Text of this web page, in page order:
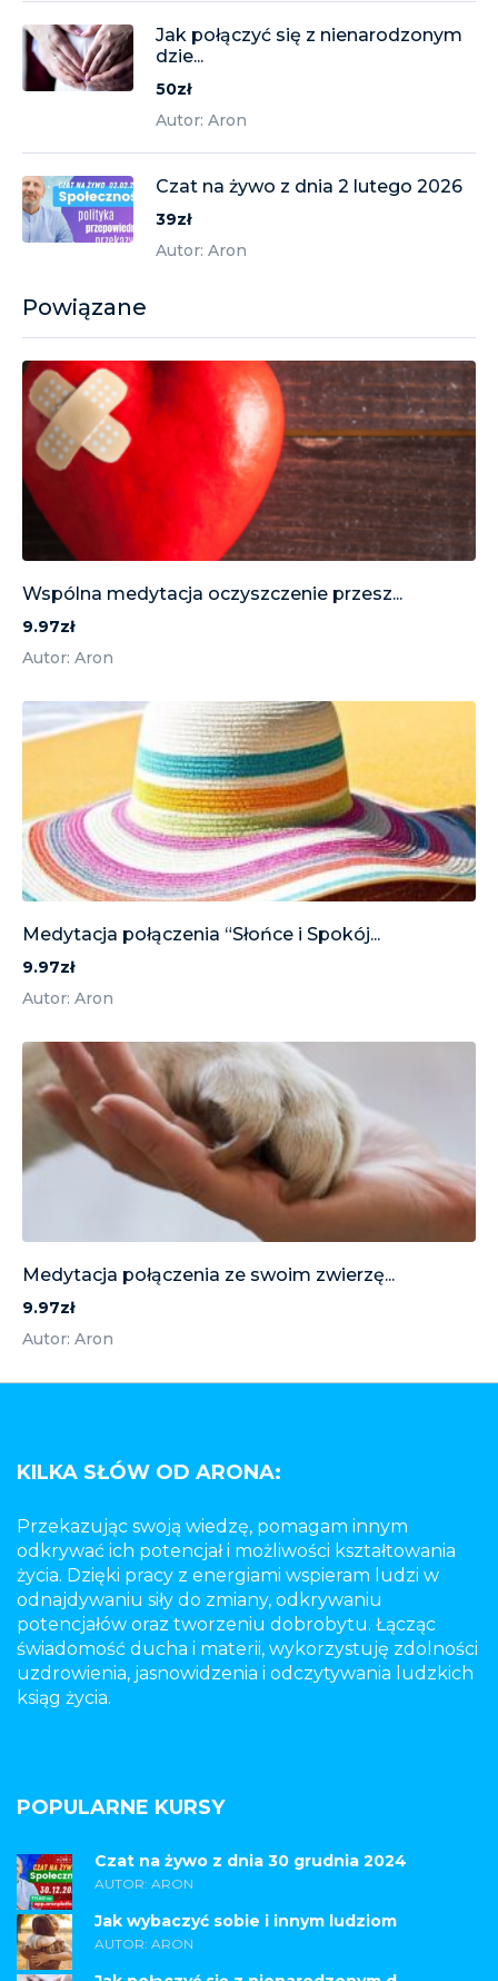
Powiązane
Wspólna medytacja oczyszczenie przesz...
9.97zł
Autor: Aron
Medytacja połączenia “Słońce i Spokój...
9.97zł
Autor: Aron
Medytacja połączenia ze swoim zwierzę...
9.97zł
Autor: Aron
Jak połączyć się z nienarodzonym
dzie...
50zł
Autor: Aron
Czat na żywo z dnia 2 lutego 2026
39zł
Autor: Aron
KILKA SŁÓW OD ARONA:
Przekazując swoją wiedzę, pomagam innym
odkrywać ich potencjał i możliwości kształtowania
życia. Dzięki pracy z energiami wspieram ludzi w
odnajdywaniu siły do zmiany, odkrywaniu
potencjałów oraz tworzeniu dobrobytu. Łącząc
świadomość ducha i materii, wykorzystuję zdolności
uzdrowienia, jasnowidzenia i odczytywania ludzkich
ksiąg życia.
POPULARNE KURSY
Czat na żywo z dnia 30 grudnia 2024
AUTOR: ARON
Jak wybaczyć sobie i innym ludziom
AUTOR: ARON